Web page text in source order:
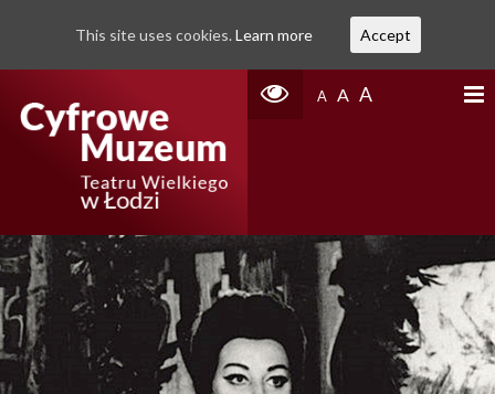
A A A
This site uses cookies. Learn more Accept